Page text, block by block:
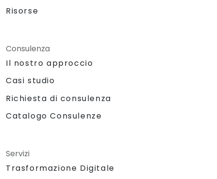
Risorse
Consulenza
Il nostro approccio
Casi studio
Richiesta di consulenza
Catalogo Consulenze
Servizi
Trasformazione Digitale